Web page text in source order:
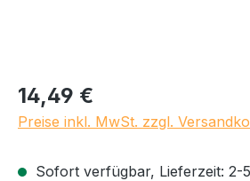
Regulärer Preis:
14,49 €
Preise inkl. MwSt. zzgl.
Sofort verfügbar, Lieferzeit: 2-